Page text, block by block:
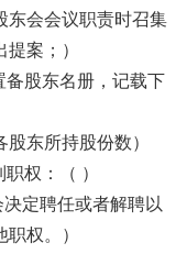
东会会议职责时召集
案；）
备股东名册，记载下
东所持股份数）
权：（ ）
定聘任或者解聘以
权。）